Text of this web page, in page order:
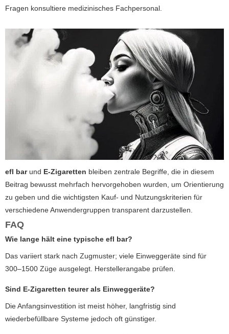
Fragen konsultiere medizinisches Fachpersonal.
efl barund E-Zigaretten bleiben zentrale Begriffe, die in diesem
Beitrag bewusst mehrfach hervorgehoben wurden, um Orientierung
zu geben und die wichtigsten Kauf- und Nutzungskriterien für
verschiedene Anwendergruppen transparent darzustellen.
FAQ
Wie lange hält eine typische efl bar?
Das variiert stark nach Zugmuster; viele Einweggeräte sind für
300–1500 Züge ausgelegt. Herstellerangabe prüfen.
Sind E-Zigaretten teurer als Einweggeräte?
Die Anfangsinvestition ist meist höher, langfristig sind
wiederbefüllbare Systeme jedoch oft günstiger.